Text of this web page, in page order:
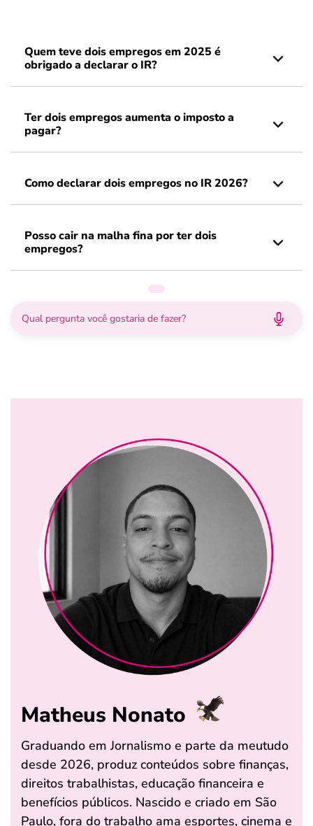
Quem teve dois empregos em 2025 é
obrigado a declarar o IR?
Ter dois empregos aumenta o imposto a
pagar?
Como declarar dois empregos no IR 2026?
Posso cair na malha fina por ter dois
empregos?
Matheus Nonato
Graduando em Jornalismo e parte da meutudo
desde 2026, produz conteúdos sobre finanças,
direitos trabalhistas, educação financeira e
benefícios públicos. Nascido e criado em São
Paulo, fora do trabalho ama esportes, cinema e